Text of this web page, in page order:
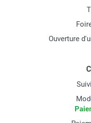
Ouverture